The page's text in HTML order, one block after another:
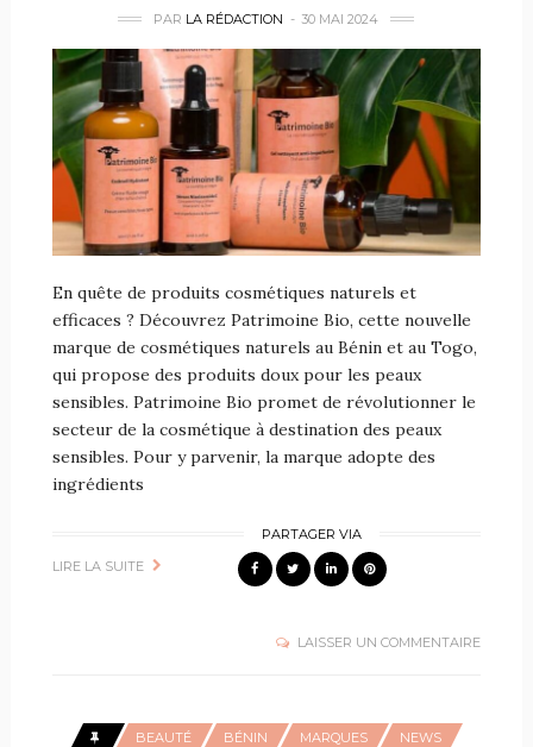
PAR LA RÉDACTION 30 MAI 2024
En quête de produits cosmétiques naturels et
efficaces ? Découvrez Patrimoine Bio, cette nouvelle
marque de cosmétiques naturels au Bénin et au Togo,
qui propose des produits doux pour les peaux
sensibles. Patrimoine Bio promet de révolutionner le
secteur de la cosmétique à destination des peaux
sensibles. Pour y parvenir, la marque adopte des
ingrédients
LIRE LA SUITE
PARTAGER VIA
LAISSER UN COMMENTAIRE
BEAUTÉ BÉNIN MARQUES NEWS